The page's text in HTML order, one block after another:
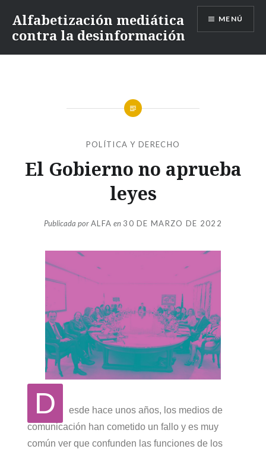
Alfabetización mediática
contra la desinformación
MENÚ
POLÍTICA Y DERECHO
El Gobierno no aprueba
leyes
Publicada porALFA en 30 DE MARZO DE 2022
D
esde hace unos años, los medios de
comunicación han cometido un fallo y es muy
común ver que confunden las funciones de los